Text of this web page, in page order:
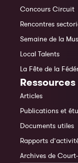
Concours Circuit
Rencontres
Semaine de la
Local Talents
La Fête de la
Ressources
Articles
Publications et
Documents utiles
Rapports
Archives de